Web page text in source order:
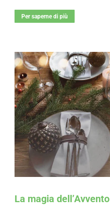
Per saperne di più
La magia